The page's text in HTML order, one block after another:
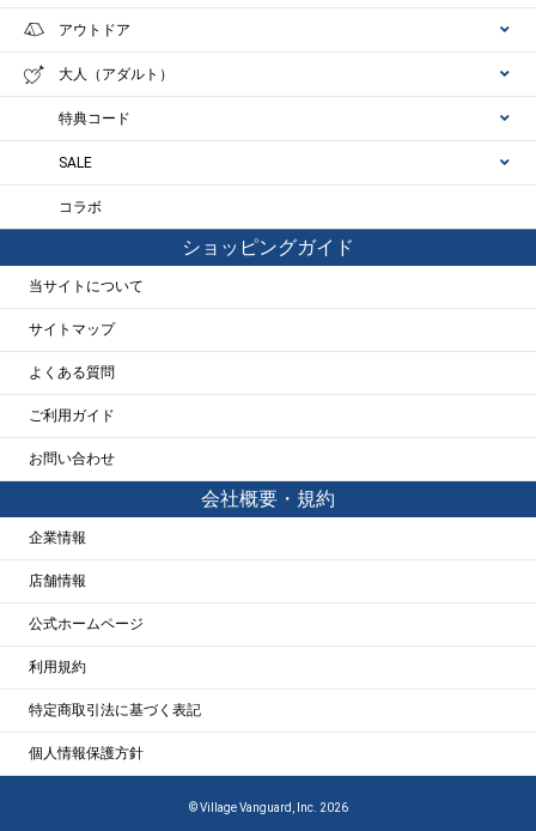
アウトドア
大人（アダルト）
特典コード
SALE
コラボ
ショッピングガイド
当サイトについて
サイトマップ
よくある質問
ご利用ガイド
お問い合わせ
会社概要・規約
企業情報
店舗情報
公式ホームページ
利用規約
特定商取引法に基づく表記
個人情報保護方針
© Village Vanguard, Inc. 2026